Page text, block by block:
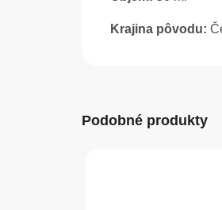
Krajina pôvodu:
Podobné produkty